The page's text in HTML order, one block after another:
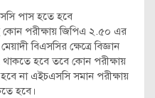
পাস হতে হবে
কোন পরীক্ষায় জিপিএ ২.৫০ এর
বিএসসির ক্ষেত্রে বিজ্ঞান
থাকতে হবে তবে কোন পরীক্ষায়
না এইচএসসি সমান পরীক্ষায়
হবে।